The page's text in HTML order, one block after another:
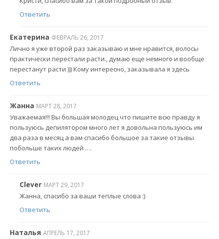
Ответить
Екатерина ФЕВРАЛЬ 26, 2017
Лично я уже второй раз заказываю и мне нравится, волосы
практически перестали расти., думаю еще немного и вообще
перестанут расти ))) Кому интересно, заказывала я здесь
Ответить
Жанна МАРТ 28, 2017
Уважаемая!!! Вы большая молодец что пишите всю правду я
пользуюсь депилятором много лет я довольна пользуюсь им
два раза в месяц а вам спасибо большое за такие отзывы
побольше таких людей ….
Ответить
Clever МАРТ 29, 2017
Жанна, спасибо за ваши теплые слова :)
Ответить
Наталья АПРЕЛЬ 17, 2017